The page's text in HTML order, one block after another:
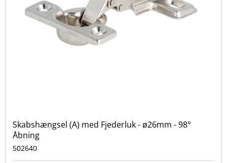
Skabshængsel (A) med Fjederluk - ø26mm - 98°
Åbning
502640